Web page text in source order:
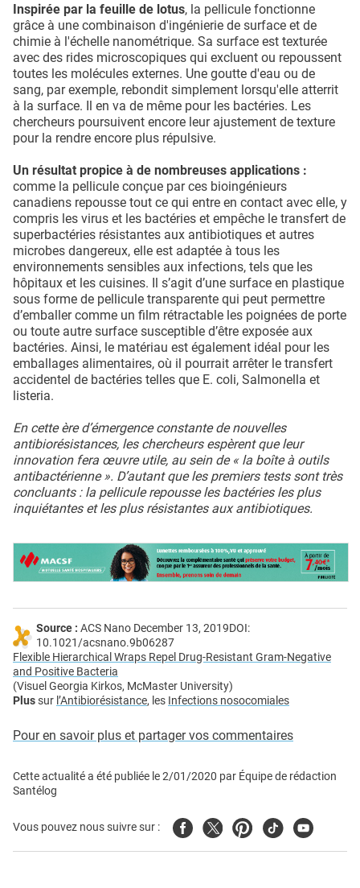
Inspirée par la feuille de lotus, la pellicule fonctionne
grâce à une combinaison d'ingénierie de surface et de
chimie à l'échelle nanométrique. Sa surface est texturée
avec des rides microscopiques qui excluent ou repoussent
toutes les molécules externes. Une goutte d'eau ou de
sang, par exemple, rebondit simplement lorsqu'elle atterrit
à la surface. Il en va de même pour les bactéries. Les
chercheurs poursuivent encore leur ajustement de texture
pour la rendre encore plus répulsive.
Un résultat propice à de nombreuses applications :
comme la pellicule conçue par ces bioingénieurs
canadiens repousse tout ce qui entre en contact avec elle, y
compris les virus et les bactéries et empêche le transfert de
superbactéries résistantes aux antibiotiques et autres
microbes dangereux, elle est adaptée à tous les
environnements sensibles aux infections, tels que les
hôpitaux et les cuisines. Il s’agit d’une surface en plastique
sous forme de pellicule transparente qui peut permettre
d’emballer comme un film rétractable les poignées de porte
ou toute autre surface susceptible d’être exposée aux
bactéries. Ainsi, le matériau est également idéal pour les
emballages alimentaires, où il pourrait arrêter le transfert
accidentel de bactéries telles que E. coli, Salmonella et
listeria.
En cette ère d’émergence constante de nouvelles
antibiorésistances, les chercheurs espèrent que leur
innovation fera œuvre utile, au sein de « la boîte à outils
antibactérienne ». D’autant que les premiers tests sont très
concluants : la pellicule repousse les bactéries les plus
inquiétantes et les plus résistantes aux antibiotiques.
Source : ACS Nano December 13, 2019DOI:
10.1021/acsnano.9b06287
Flexible Hierarchical Wraps Repel Drug-Resistant Gram-Negative
and Positive Bacteria
(Visuel Georgia Kirkos, McMaster University)
Plussur l’Antibiorésistance, les Infections nosocomiales
Pour en savoir plus et partager vos commentaires
Cette actualité a été publiée le2/01/2020 par Équipe de rédaction
Santélog
Vous pouvez nous suivre sur : FacebookTwitterPinterest
TiktokYoutube